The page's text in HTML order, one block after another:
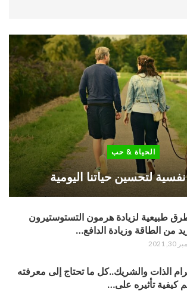
الحياة & حب
لتحسين حياتنا اليومية
طرق طبيعية لزيادة هرمون التستوستيرون
من الطاقة وزيادة الدافع…
2021
الذات والشريك..كل ما تحتاج إلى معرفته
كيفية تأثيره على…